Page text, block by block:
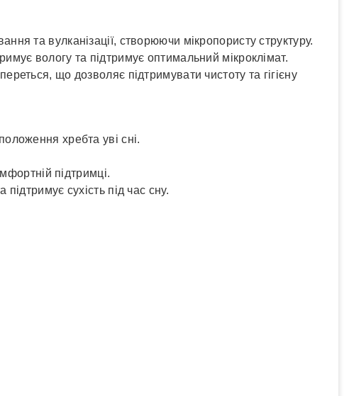
та вулканізації, створюючи мікропористу структуру.
вологу та підтримує оптимальний мікроклімат.
що дозволяє підтримувати чистоту та гігієну
хребта уві сні.
підтримці.
сухість під час сну.